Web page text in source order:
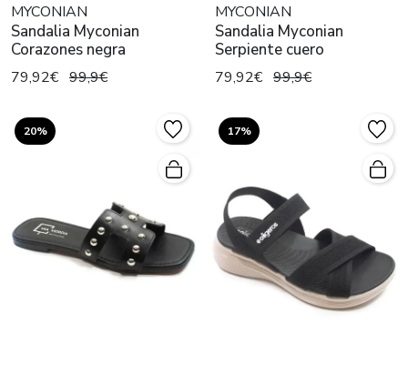
MYCONIAN
Sandalia Myconian
Corazones negra
79,92€ 99,9€
MYCONIAN
Sandalia Myconian
Serpiente cuero
79,92€ 99,9€
20% 17%